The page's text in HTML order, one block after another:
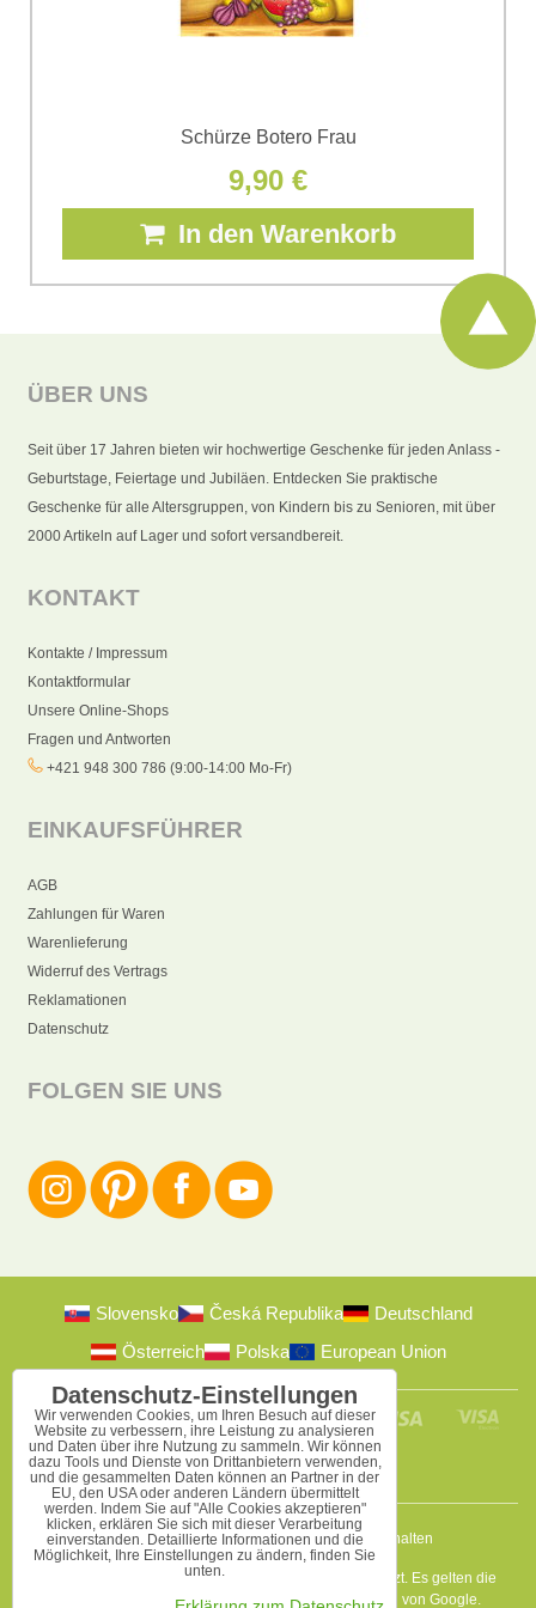
Schürze Botero Frau
9,90 €
In den Warenkorb
ÜBER UNS
Seit über 17 Jahren bieten wir hochwertige Geschenke für jeden Anlass -
Geburtstage, Feiertage und Jubiläen. Entdecken Sie praktische
Geschenke für alle Altersgruppen, von Kindern bis zu Senioren, mit über
2000 Artikeln auf Lager und sofort versandbereit.
KONTAKT
Kontakte / Impressum
Kontaktformular
Unsere Online-Shops
Fragen und Antworten
+421 948 300 786 (9:00-14:00 Mo-Fr)
EINKAUFSFÜHRER
AGB
Zahlungen für Waren
Warenlieferung
Widerruf des Vertrags
Reklamationen
Datenschutz
FOLGEN SIE UNS
Slovensko Česká Republika
Deutschland
Österreich
Polska European Union
2009-2026 © Bomba s.r.o.Alle Rechte vorbehalten
Diese Seite ist durch reCAPTCHA und Google geschützt. Es gelten die
Datenschutzbestimmungena Nutzungsbedingungen von Google.
Datenschutz-Einstellungen
Wir verwenden Cookies, um Ihren Besuch auf dieser
Website zu verbessern, ihre Leistung zu analysieren
und Daten über ihre Nutzung zu sammeln. Wir können
dazu Tools und Dienste von Drittanbietern verwenden,
und die gesammelten Daten können an Partner in der
EU, den USA oder anderen Ländern übermittelt
werden. Indem Sie auf "Alle Cookies akzeptieren"
klicken, erklären Sie sich mit dieser Verarbeitung
einverstanden. Detaillierte Informationen und die
Möglichkeit, Ihre Einstellungen zu ändern, finden Sie
unten.